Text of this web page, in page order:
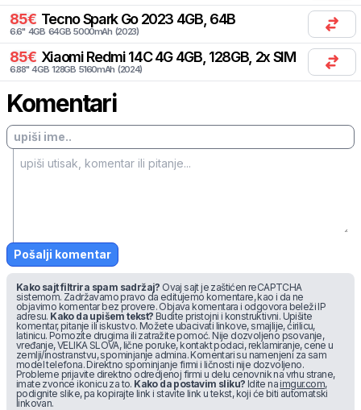
85€ TecnoSpark Go 2023 4GB, 64B
6.6" 4GB 64GB 5000mAh (2023)
85€ Xiaomi Redmi 14C 4G 4GB, 128GB, 2x SIM
6.88" 4GB 128GB 5160mAh (2024)
Komentari
Pošalji komentar
Kako sajt filtrira spam sadržaj? Ovaj sajt je zaštićen reCAPTCHA
sistemom. Zadržavamo pravo da editujemo komentare, kao i da ne
objavimo komentar bez provere. Objava komentara i odgovora beleži IP
adresu. Kako da upišem tekst? Budite pristojni i konstruktivni. Upišite
komentar, pitanje ili iskustvo. Možete ubacivati linkove, smajlije, ćirilicu,
latinicu. Pomozite drugima ili zatražite pomoć. Nije dozvoljeno psovanje,
vređanje, VELIKA SLOVA, lične poruke, kontakt podaci, reklamiranje, cene u
zemlji/inostranstvu, spominjanje admina. Komentari su namenjeni za sam
model telefona. Direktno spominjanje firmi i ličnosti nije dozvoljeno.
Probleme prijavite direktno odredjenoj firmi u delu cenovnik na vrhu strane,
imate zvonce ikonicu za to. Kako da postavim sliku? Idite na imgur.com,
podignite slike, pa kopirajte link i stavite link u tekst, koji će biti automatski
linkovan.